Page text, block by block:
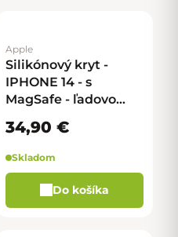
Apple
Silikónový kryt -
IPHONE 14 - s
MagSafe - ľadovo
34,90 €
Skladom
Do košíka